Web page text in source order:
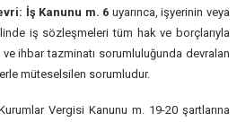
İş Kanunu m. 6 uyarınca, işyerinin veya
iş sözleşmeleri tüm hak ve borçlarıyla
ve ihbar tazminatı sorumluluğunda devralan
müteselsilen sorumludur.
Vergisi Kanunu m. 19-20 şartlarına